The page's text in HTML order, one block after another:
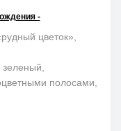
-
цветок»,
зеленый,
полосами,